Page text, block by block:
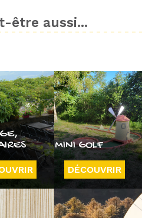
être aussi...
MINI GOLF
DÉCOUVRIR